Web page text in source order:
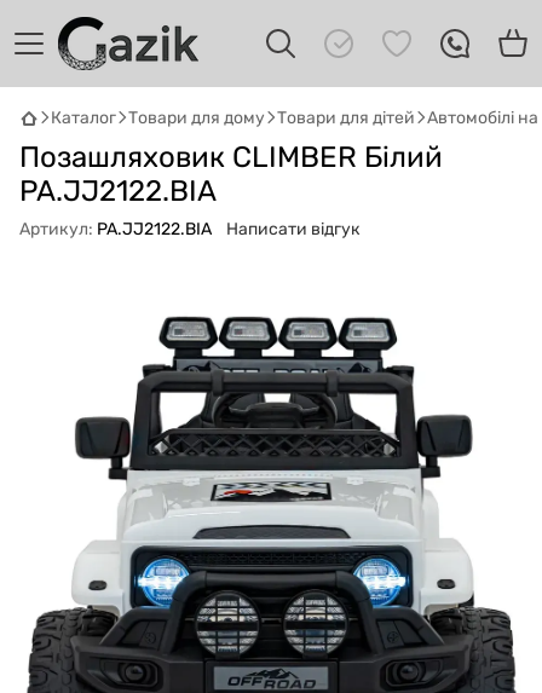
Каталог Товари для дому Товари для дітей Автомобілі
Позашляховик CLIMBER Білий
PA.JJ2122.BIA
Артикул: PA.JJ2122.BIA Написати відгук
GAZIKAI
Привіт! 👋 Я Gazik AI — допоможу